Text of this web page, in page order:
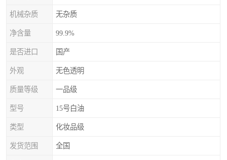
机械杂质 无杂质
净含量 99.9%
是否进口 国产
外观 无色透明
质量等级 一品级
型号 15号白油
类型 化妆品级
发货范围 全国